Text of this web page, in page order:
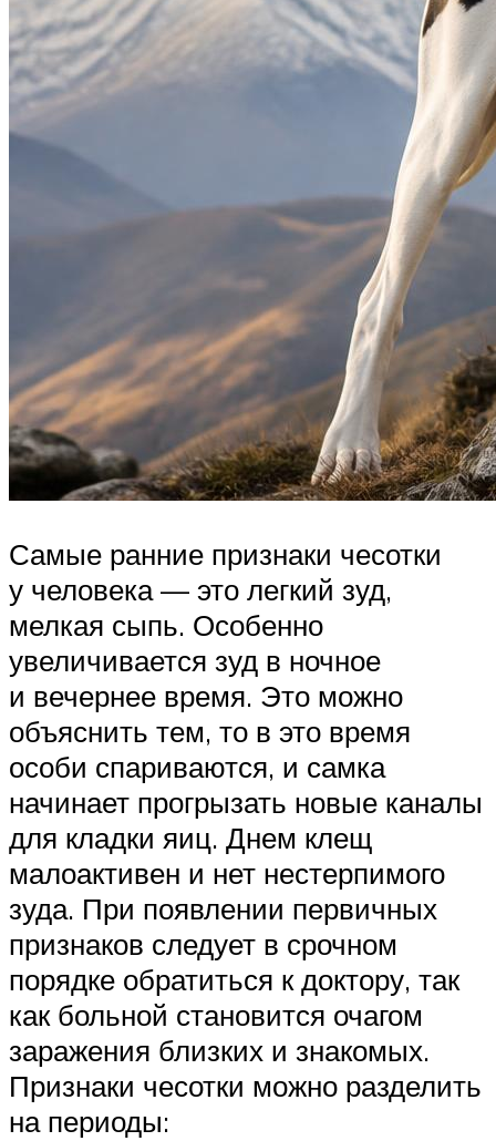
Самые ранние признаки чесотки
у человека — это легкий зуд,
мелкая сыпь. Особенно
увеличивается зуд в ночное
и вечернее время. Это можно
объяснить тем, то в это время
особи спариваются, и самка
начинает прогрызать новые каналы
для кладки яиц. Днем клещ
малоактивен и нет нестерпимого
зуда. При появлении первичных
признаков следует в срочном
порядке обратиться к доктору, так
как больной становится очагом
заражения близких и знакомых.
Признаки чесотки можно разделить
на периоды: